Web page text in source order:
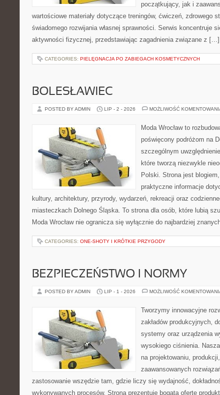
początkujący, jak i
wartościowe materiały dotyczące treningów, ćwiczeń, zdrowego
świadomego rozwijania własnej sprawności. Serwis koncentruje
aktywności fizycznej, przedstawiając zagadnienia związane z […]
CATEGORIES: PIELĘGNACJA PO ZABIEGACH KOSMETYCZNYCH
BOLESŁAWIEC
POSTED BY ADMIN LIP - 2 - 2026 MOŻLIWOŚĆ
Moda Wrocław to
poświęcony podróżom na
szczególnym
które tworzą niezwykle
Polski. Strona jest
praktyczne informacje
kultury, architektury, przyrody, wydarzeń, rekreacji oraz
miasteczkach Dolnego Śląska. To strona dla osób, które lubią
Moda Wrocław nie ogranicza się wyłącznie do najbardziej
CATEGORIES: ONE-SHOTY I KRÓTKIE PRZYGODY
BEZPIECZEŃSTWO I NORMY
POSTED BY ADMIN LIP - 1 - 2026 MOŻLIWOŚĆ
Tworzymy innowacyjne
zakładów produkcyjnych,
systemy oraz urządzenia
wysokiego ciśnienia.
na projektowaniu,
zaawansowanych
zastosowanie wszędzie tam, gdzie liczy się wydajność,
wykonywanych procesów. Strona prezentuje bogatą ofertę